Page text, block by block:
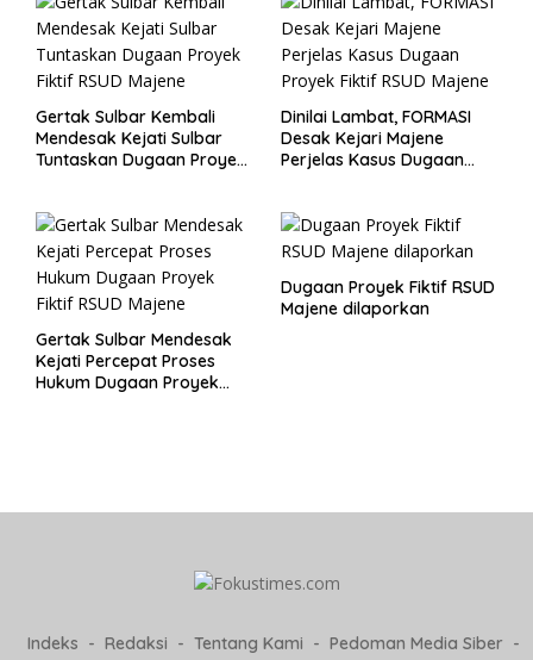
Gertak Sulbar Kembali
Mendesak Kejati Sulbar
Tuntaskan Dugaan Proyek
Dinilai Lambat, FORMASI
Desak Kejari Majene
Perjelas Kasus Dugaan
Gertak Sulbar Mendesak
Kejati Percepat Proses
Hukum Dugaan Proyek
Dugaan Proyek Fiktif RSUD
Majene dilaporkan
Indeks Redaksi Tentang Kami
Pedoman Media Siber